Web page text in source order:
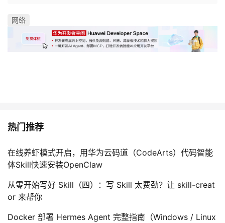
网络
热门推荐
在线养虾模式开启，用华为云码道（CodeArts）代码智能
体Skill快速安装OpenClaw
从零开始写好 Skill（四）：写 Skill 太费劲？让 skill-creat
or 来帮你
Docker 部署 Hermes Agent 完整指南（Windows / Linux